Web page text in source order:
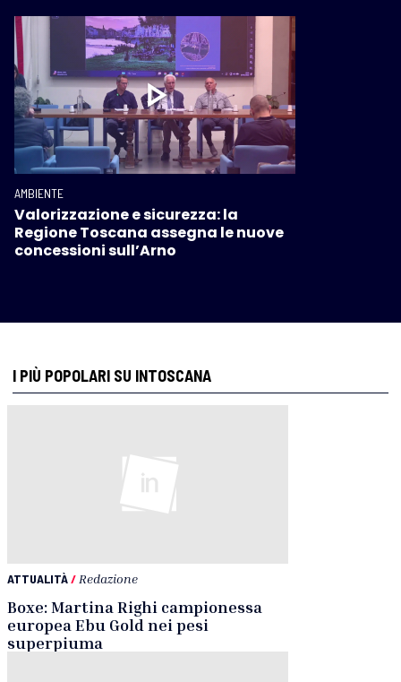
AMBIENTE
Valorizzazione e sicurezza: la
Regione Toscana assegna le nuove
concessioni sull’Arno
I PIÙ POPOLARI SU INTOSCANA
ATTUALITÀ/ Redazione
Boxe: Martina Righi campionessa
europea Ebu Gold nei pesi
superpiuma